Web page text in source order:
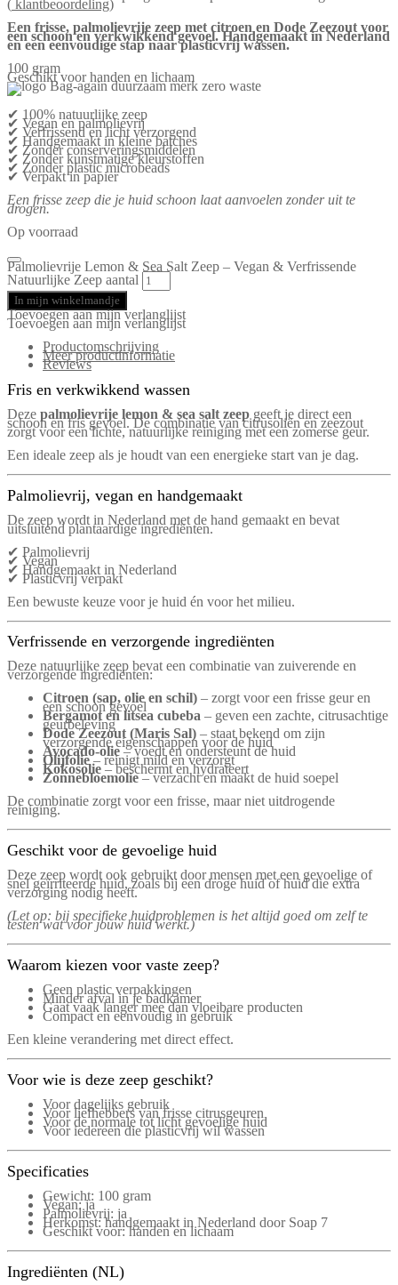
( klantbeoordeling)
Een frisse, palmolievrije zeep met citroen en Dode Zeezout voor
een schoon en verkwikkend gevoel. Handgemaakt in Nederland
en een eenvoudige stap naar plasticvrij wassen.
100 gram
Geschikt voor handen en lichaam
✔ 100% natuurlijke zeep
✔ Vegan en palmolievrij
✔ Verfrissend en licht verzorgend
✔ Handgemaakt in kleine batches
✔ Zonder conserveringsmiddelen
✔ Zonder kunstmatige kleurstoffen
✔ Zonder plastic microbeads
✔ Verpakt in papier
Een frisse zeep die je huid schoon laat aanvoelen zonder uit te
drogen.
Op voorraad
Palmolievrije Lemon & Sea Salt Zeep – Vegan & Verfrissende
Natuurlijke Zeep aantal
In mijn winkelmandje
Toevoegen aan mijn verlanglijst
Toevoegen aan mijn verlanglijst
Productomschrijving
Meer productinformatie
Reviews
Fris en verkwikkend wassen
Deze palmolievrije lemon & sea salt zeep geeft je direct een
schoon en fris gevoel. De combinatie van citrusoliën en zeezout
zorgt voor een lichte, natuurlijke reiniging met een zomerse geur.
Een ideale zeep als je houdt van een energieke start van je dag.
Palmolievrij, vegan en handgemaakt
De zeep wordt in Nederland met de hand gemaakt en bevat
uitsluitend plantaardige ingrediënten.
✔ Palmolievrij
✔ Vegan
✔ Handgemaakt in Nederland
✔ Plasticvrij verpakt
Een bewuste keuze voor je huid én voor het milieu.
Verfrissende en verzorgende ingrediënten
Deze natuurlijke zeep bevat een combinatie van zuiverende en
verzorgende ingrediënten:
Citroen (sap, olie en schil) – zorgt voor een frisse geur en
een schoon gevoel
Bergamot en litsea cubeba – geven een zachte, citrusachtige
geurbeleving
Dode Zeezout (Maris Sal) – staat bekend om zijn
verzorgende eigenschappen voor de huid
Avocado-olie– voedt en ondersteunt de huid
Olijfolie– reinigt mild en verzorgt
Kokosolie– beschermt en hydrateert
Zonnebloemolie– verzacht en maakt de huid soepel
De combinatie zorgt voor een frisse, maar niet uitdrogende
reiniging.
Geschikt voor de gevoelige huid
Deze zeep wordt ook gebruikt door mensen met een gevoelige of
snel geïrriteerde huid, zoals bij een droge huid of huid die extra
verzorging nodig heeft.
(Let op: bij specifieke huidproblemen is het altijd goed om zelf te
testen wat voor jouw huid werkt.)
Waarom kiezen voor vaste zeep?
Geen plastic verpakkingen
Minder afval in je badkamer
Gaat vaak langer mee dan vloeibare producten
Compact en eenvoudig in gebruik
Een kleine verandering met direct effect.
Voor wie is deze zeep geschikt?
Voor dagelijks gebruik
Voor liefhebbers van frisse citrusgeuren
Voor de normale tot licht gevoelige huid
Voor iedereen die plasticvrij wil wassen
Specificaties
Gewicht: 100 gram
Vegan: ja
Palmolievrij: ja
Herkomst: handgemaakt in Nederland door Soap 7
Geschikt voor: handen en lichaam
Ingrediënten (NL)